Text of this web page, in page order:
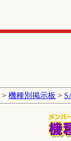
> 機種別掲示板 >